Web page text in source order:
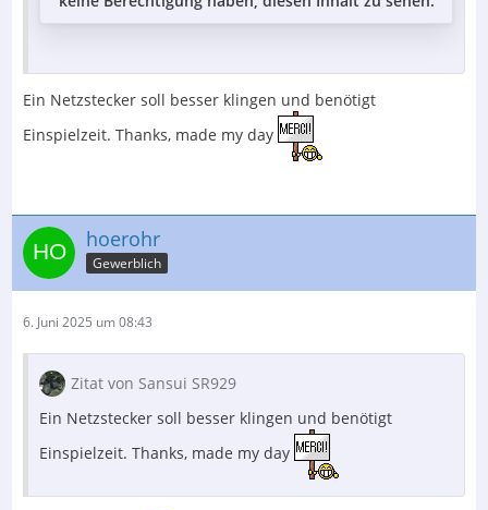
Ein Netzstecker soll besser klingen und benötigt
Einspielzeit. Thanks, made my day
hoerohr
Gewerblich
6. Juni 2025 um 08:43
Zitat von Sansui SR929
Ein Netzstecker soll besser klingen und benötigt
Einspielzeit. Thanks, made my day